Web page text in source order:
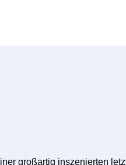
großartig inszenierten